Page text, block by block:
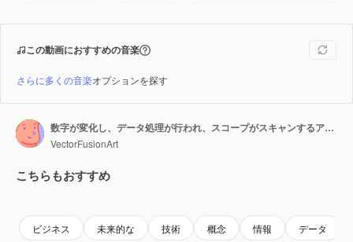
この動画におすすめの音楽
さらに多くの音楽オプションを探す
数字が変化し、データ処理が行われ、スコープがスキャンするアニメーション。
VectorFusionArt
こちらもおすすめ
ビジネス 未来的な 技術 概念 情報 データ